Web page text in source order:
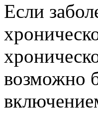
Если
возможно